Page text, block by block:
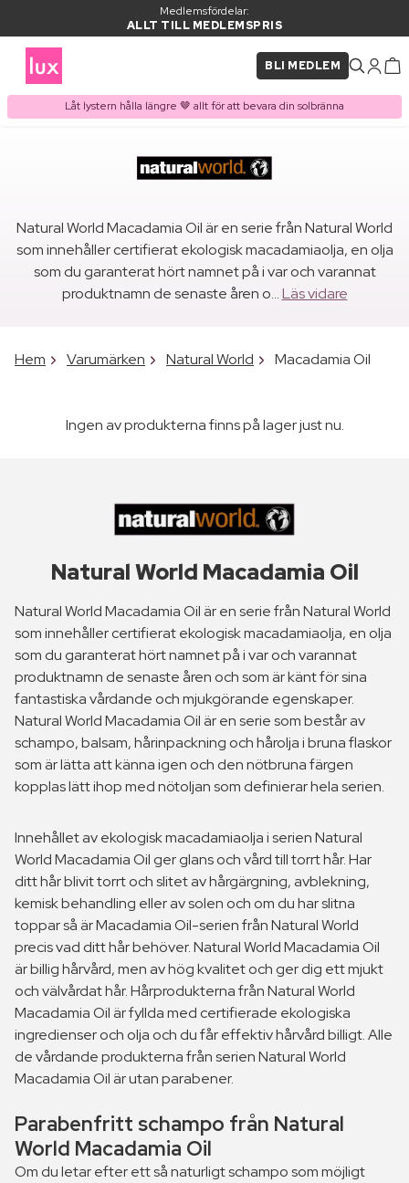
Medlemsfördelar:
ALLT TILL MEDLEMSPRIS
BLI MEDLEM
Låt lystern hålla längre 🤎 allt för att bevara din solbränna
Natural World Macadamia Oil är en serie från Natural World
som innehåller certifierat ekologisk macadamiaolja, en olja
som du garanterat hört namnet på i var och varannat
produktnamn de senaste åren o...Läs vidare
Hem Varumärken Natural World Macadamia Oil
Ingen av produkterna finns på lager just nu.
Natural World Macadamia Oil
Natural World Macadamia Oil är en serie från Natural World
som innehåller certifierat ekologisk macadamiaolja, en olja
som du garanterat hört namnet på i var och varannat
produktnamn de senaste åren och som är känt för sina
fantastiska vårdande och mjukgörande egenskaper.
Natural World Macadamia Oil är en serie som består av
schampo, balsam, hårinpackning och hårolja i bruna flaskor
som är lätta att känna igen och den nötbruna färgen
kopplas lätt ihop med nötoljan som definierar hela serien.
Innehållet av ekologisk macadamiaolja i serien Natural
World Macadamia Oil ger glans och vård till torrt hår. Har
ditt hår blivit torrt och slitet av hårgärgning, avblekning,
kemisk behandling eller av solen och om du har slitna
toppar så är Macadamia Oil-serien från Natural World
precis vad ditt hår behöver. Natural World Macadamia Oil
är billig hårvård, men av hög kvalitet och ger dig ett mjukt
och välvårdat hår. Hårprodukterna från Natural World
Macadamia Oil är fyllda med certifierade ekologiska
ingredienser och olja och du får effektiv hårvård billigt. Alle
de vårdande produkterna från serien Natural World
Macadamia Oil är utan parabener.
Parabenfritt schampo från Natural
World Macadamia Oil
Om du letar efter ett så naturligt schampo som möjligt